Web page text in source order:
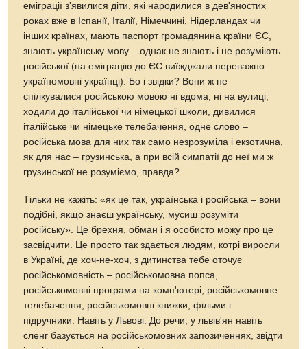
еміграції з'явилися діти, які народилися в дев'яностих
роках вже в Іспанії, Італії, Німеччині, Нідерландах чи
інших країнах, мають паспорт громадянина країни ЄС,
знають українську мову – однак не знають і не розуміють
російської (на еміграцію до ЄС виїжджали переважно
україномовні українці). Бо і звідки? Вони ж не
спілкувалися російською мовою ні вдома, ні на вулиці,
ходили до італійської чи німецької школи, дивилися
італійське чи німецьке телебачення, одне слово –
російська мова для них так само незрозуміла і екзотична,
як для нас – грузинська, а при всій симпатії до неї ми ж
грузинської не розуміємо, правда?
Тільки не кажіть: «як це так, українська і російська – вони
подібні, якщо знаєш українську, мусиш розуміти
російську». Це брехня, обман і я особисто можу про це
засвідчити. Це просто так здається людям, котрі виросли
в Україні, де хоч-не-хоч, з дитинства тебе оточує
російськомовність – російськомовна попса,
російськомовні програми на комп'ютері, російськомовне
телебачення, російськомовні книжки, фільми і
підручники. Навіть у Львові. До речи, у львів'ян навіть
сленг базується на російськомовних запозиченнях, звідти